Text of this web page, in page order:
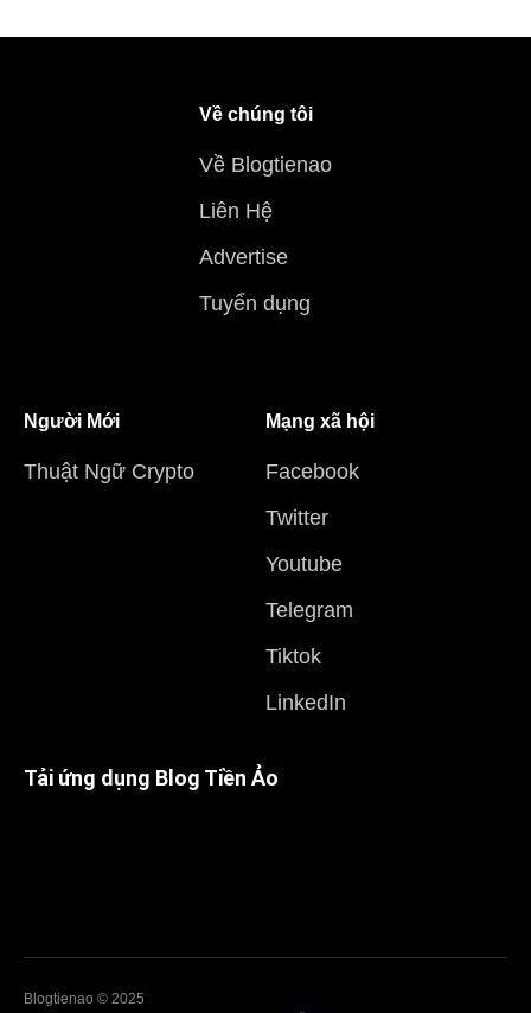
Về chúng tôi
Về Blogtienao
Liên Hệ
Advertise
Tuyển dụng
Người Mới
Thuật Ngữ Crypto
Mạng xã hội
Facebook
Twitter
Youtube
Telegram
Tiktok
LinkedIn
Tải ứng dụng Blog Tiền Ảo
Blogtienao © 2025